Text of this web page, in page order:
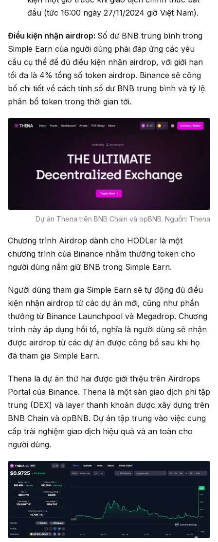
đầu (tức 16:00 ngày 27/11/2024 giờ Việt Nam).
Điều kiện nhận airdrop: Số dư BNB trung bình trong
Simple Earn của người dùng phải đáp ứng các yêu
cầu cụ thể để đủ điều kiện nhận airdrop, với giới hạn
tối đa là 4% tổng số token airdrop. Binance sẽ công
bố chi tiết về cách tính số dư BNB trung bình và tỷ lệ
phân bổ token trong thời gian tới.
Dự án Thena trên BNB Chain và opBNB. Nguồn: Thena
Chương trình Airdrop dành cho HODLer là một
chương trình của Binance nhằm thưởng token cho
người dùng nắm giữ BNB trong Simple Earn.
Người dùng tham gia Simple Earn sẽ tự động đủ điều
kiện nhận airdrop từ các dự án mới, cũng như phần
thưởng từ Binance Launchpool và Megadrop. Chương
trình này áp dụng hồi tố, nghĩa là người dùng sẽ nhận
được airdrop từ các dự án được công bố sau khi họ
đã tham gia Simple Earn.
Thena là dự án thứ hai được giới thiệu trên Airdrops
Portal của Binance. Thena là một sàn giao dịch phi tập
trung (DEX) và layer thanh khoản được xây dựng trên
BNB Chain và opBNB. Dự án tập trung vào việc cung
cấp trải nghiệm giao dịch hiệu quả và an toàn cho
người dùng.